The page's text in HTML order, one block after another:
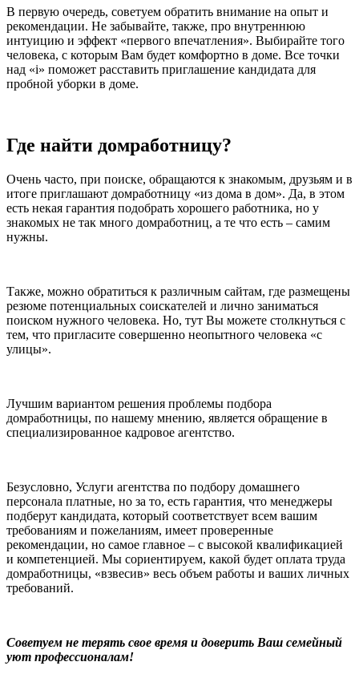
В первую очередь, советуем обратить внимание на опыт и
рекомендации. Не забывайте, также, про внутреннюю
интуицию и эффект «первого впечатления». Выбирайте того
человека, с которым Вам будет комфортно в доме. Все точки
над «і» поможет расставить приглашение кандидата для
пробной уборки в доме.
Где найти домработницу?
Очень часто, при поиске, обращаются к знакомым, друзьям и в
итоге приглашают домработницу «из дома в дом». Да, в этом
есть некая гарантия подобрать хорошего работника, но у
знакомых не так много домработниц, а те что есть – самим
нужны.
Также, можно обратиться к различным сайтам, где размещены
резюме потенциальных соискателей и лично заниматься
поиском нужного человека. Но, тут Вы можете столкнуться с
тем, что пригласите совершенно неопытного человека «с
улицы».
Лучшим вариантом решения проблемы подбора
домработницы, по нашему мнению, является обращение в
специализированное кадровое агентство.
Безусловно, Услуги агентства по подбору домашнего
персонала платные, но за то, есть гарантия, что менеджеры
подберут кандидата, который соответствует всем вашим
требованиям и пожеланиям, имеет проверенные
рекомендации, но самое главное – с высокой квалификацией
и компетенцией. Мы сориентируем, какой будет оплата труда
домработницы, «взвесив» весь объем работы и ваших личных
требований.
Советуем не терять свое время и доверить Ваш семейный
уют профессионалам!